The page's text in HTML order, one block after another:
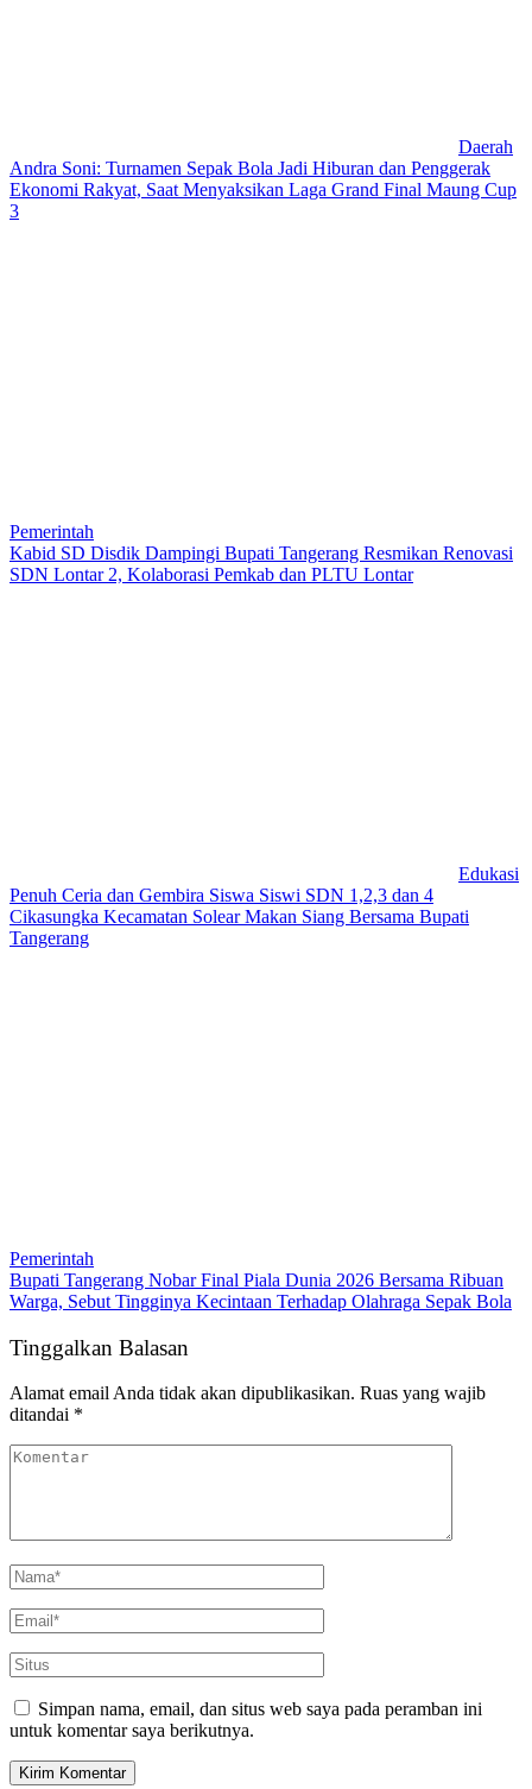
Daerah
Andra Soni: Turnamen Sepak Bola Jadi Hiburan dan Penggerak
Ekonomi Rakyat, Saat Menyaksikan Laga Grand Final Maung Cup
3
Pemerintah
Kabid SD Disdik Dampingi Bupati Tangerang Resmikan Renovasi
SDN Lontar 2, Kolaborasi Pemkab dan PLTU Lontar
Edukasi
Penuh Ceria dan Gembira Siswa Siswi SDN 1,2,3 dan 4
Cikasungka Kecamatan Solear Makan Siang Bersama Bupati
Tangerang
Pemerintah
Bupati Tangerang Nobar Final Piala Dunia 2026 Bersama Ribuan
Warga, Sebut Tingginya Kecintaan Terhadap Olahraga Sepak Bola
Tinggalkan Balasan
Alamat email Anda tidak akan dipublikasikan. Ruas yang wajib
ditandai *
Simpan nama, email, dan situs web saya pada peramban ini
untuk komentar saya berikutnya.